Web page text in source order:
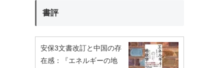
書評
安保3文書改訂と中国の存
在感：『エネルギーの地